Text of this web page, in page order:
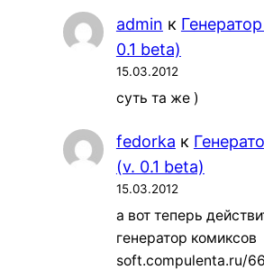
admin к
0.1 beta)
15.03.2012
суть та же )
fedorka к
(v. 0.1 beta)
15.03.2012
а вот теперь
генератор комиксов
soft.compulenta.ru/